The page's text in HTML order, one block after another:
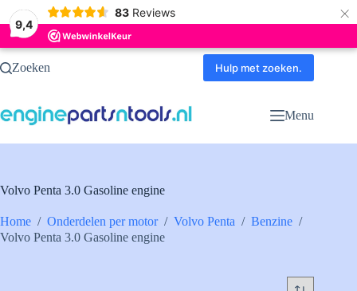
9,4
83 Reviews ×
Ga
naarZoeken Hulp met zoeken.
Menu
Volvo Penta 3.0 Gasoline engine
Home / Onderdelen per motor / Volvo Penta / Benzine /
Volvo Penta 3.0 Gasoline engine